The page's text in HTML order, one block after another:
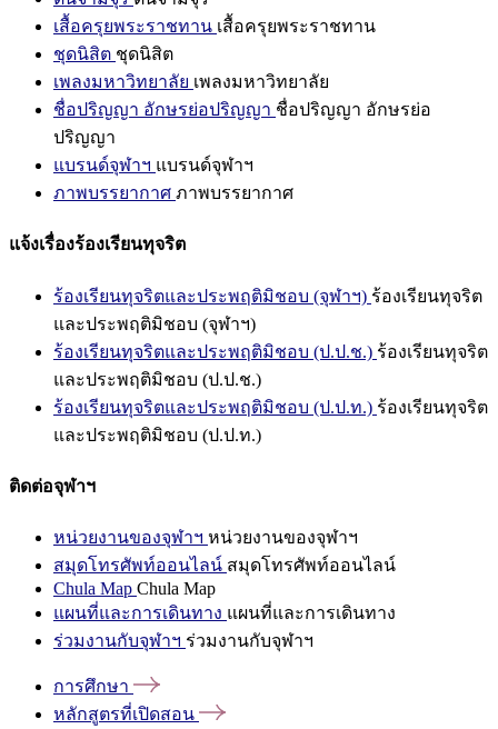
เสื้อครุยพระราชทาน เสื้อครุยพระราชทาน
ชุดนิสิต ชุดนิสิต
เพลงมหาวิทยาลัย เพลงมหาวิทยาลัย
ชื่อปริญญา อักษรย่อปริญญา ชื่อปริญญา อักษรย่อ
ปริญญา
แบรนด์จุฬาฯ แบรนด์จุฬาฯ
ภาพบรรยากาศ ภาพบรรยากาศ
แจ้งเรื่องร้องเรียนทุจริต
ร้องเรียนทุจริตและประพฤติมิชอบ (จุฬาฯ) ร้องเรียนทุจริต
และประพฤติมิชอบ (จุฬาฯ)
ร้องเรียนทุจริตและประพฤติมิชอบ (ป.ป.ช.) ร้องเรียนทุจริต
และประพฤติมิชอบ (ป.ป.ช.)
ร้องเรียนทุจริตและประพฤติมิชอบ (ป.ป.ท.) ร้องเรียนทุจริต
และประพฤติมิชอบ (ป.ป.ท.)
ติดต่อจุฬาฯ
หน่วยงานของจุฬาฯ หน่วยงานของจุฬาฯ
สมุดโทรศัพท์ออนไลน์ สมุดโทรศัพท์ออนไลน์
Chula Map Chula Map
แผนที่และการเดินทาง แผนที่และการเดินทาง
ร่วมงานกับจุฬาฯ ร่วมงานกับจุฬาฯ
การศึกษา
หลักสูตรที่เปิดสอน